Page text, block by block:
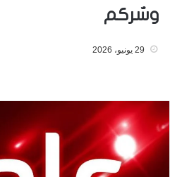
وسٌركم
29 يونيو، 2026